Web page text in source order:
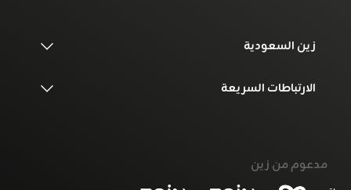
زين السعودية
الارتباطات السريعة
مدعوم من زين